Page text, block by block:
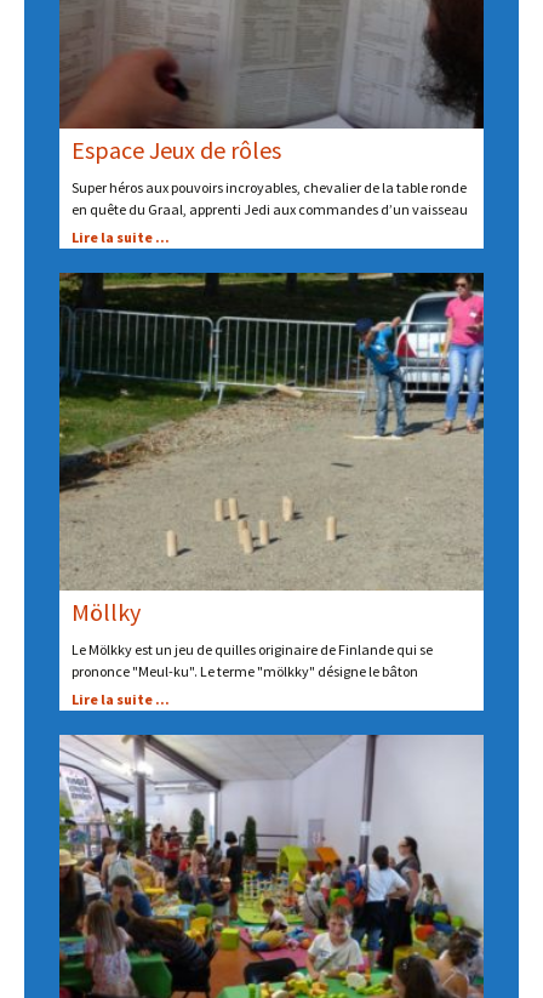
Espace Jeux de rôles
Super héros aux pouvoirs incroyables, chevalier de la table ronde
en quête du Graal, apprenti Jedi aux commandes d’un vaisseau
Lire la suite ...
Möllky
Le Mölkky est un jeu de quilles originaire de Finlande qui se
prononce "Meul-ku". Le terme "mölkky" désigne le bâton
Lire la suite ...